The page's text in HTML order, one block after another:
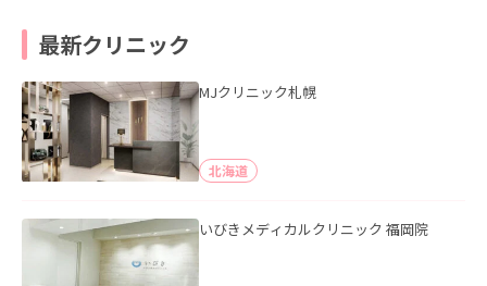
最新クリニック
MJクリニック札幌
北海道
いびきメディカルクリニック 福岡院